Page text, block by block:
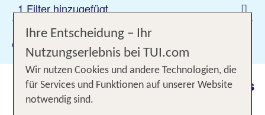
1 Filter hinzugefügt
Gewählte Filter: Mykonos Stadt
Erlebe dein Urlaubsziel Mykonos
Stadt mit TUI
Ihre Entscheidung – Ihr
Nutzungserlebnis bei TUI.com
Wir nutzen Cookies und andere Technologien, die
für Services und Funktionen auf unserer Website
notwendig sind.